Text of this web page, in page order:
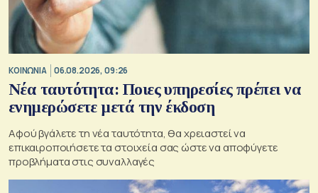
ΚΟΙΝΩΝΙΑ 06.08.2026, 09:26
Νέα ταυτότητα: Ποιες υπηρεσίες πρέπει να
ενημερώσετε μετά την έκδοση
Αφού βγάλετε τη νέα ταυτότητα, θα χρειαστεί να
επικαιροποιήσετε τα στοιχεία σας ώστε να αποφύγετε
προβλήματα στις συναλλαγές